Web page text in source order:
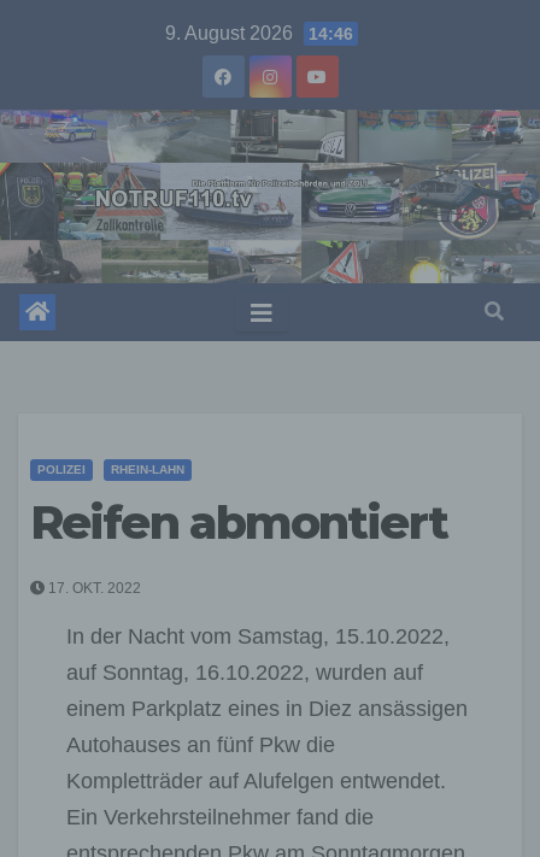
9. August 2026 14:46
POLIZEI RHEIN-LAHN
Reifen abmontiert
17. OKT. 2022
In der Nacht vom Samstag, 15.10.2022,
auf Sonntag, 16.10.2022, wurden auf
einem Parkplatz eines in Diez ansässigen
Autohauses an fünf Pkw die
Kompletträder auf Alufelgen entwendet.
Ein Verkehrsteilnehmer fand die